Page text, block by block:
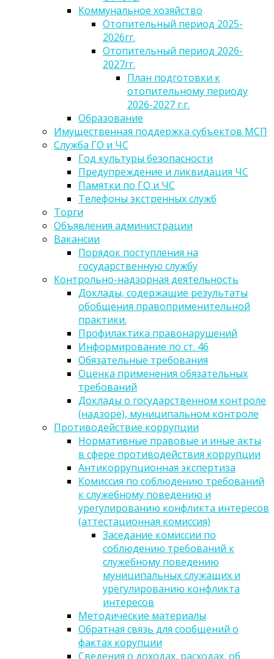
Коммунальное хозяйство
Отопительный период 2025-
2026гг.
Отопительный период 2026-
2027гг.
План подготовки к
отопительному периоду
2026-2027 г.г.
Образование
Имущественная поддержка субъектов МСП
Служба ГО и ЧС
Год культуры безопасности
Предупреждение и ликвидация ЧС
Памятки по ГО и ЧС
Телефоны экстренных служб
Торги
Объявления администрации
Вакансии
Порядок поступления на
государственную службу
Контрольно-надзорная деятельность
Доклады, содержащие результаты
обобщения правоприменительной
практики.
Профилактика правонарушений
Информирование по ст. 46
Обязательные требования
Оценка применения обязательных
требований
Доклады о государственном контроле
(надзоре), муниципальном контроле
Противодействие коррупции
Нормативные правовые и иные акты
в сфере противодействия коррупции
Антикоррупционная экспертиза
Комиссия по соблюдению требований
к служебному поведению и
урегулированию конфликта интересов
(аттестационная комиссия)
Заседание комиссии по
соблюдению требований к
служебному поведению
муниципальных служащих и
урегулированию конфликта
интересов
Методические материалы
Обратная связь для сообщений о
фактах корупции
Сведения о доходах, расходах, об